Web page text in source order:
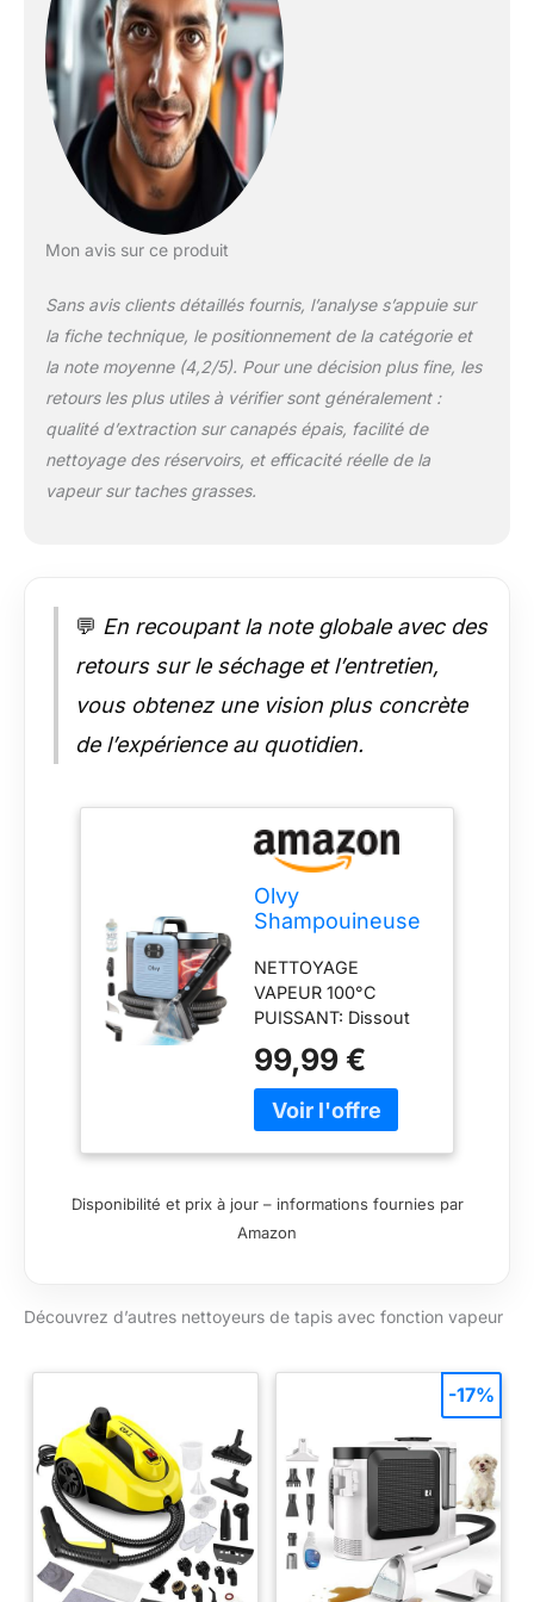
Fonction de rinçage
automatique du
flexible éliminant les
résidus et mauvaises
odeurs dans la
machine après
chaque ménage
1,7m permettant
tous les coins de la
maison et de la
voiture VIDANGE
FACILE ET
INCLUS: Réservoir
d'eau usée facile à
notice
Mon avis sur ce produit
Sans avis clients détaillés fournis, l’analyse s’appuie sur
la fiche technique, le positionnement de la catégorie et
la note moyenne (4,2/5). Pour une décision plus fine, les
retours les plus utiles à vérifier sont généralement :
qualité d’extraction sur canapés épais, facilité de
nettoyage des réservoirs, et efficacité réelle de la
vapeur sur taches grasses.
💬 En recoupant la note globale avec des
retours sur le séchage et l’entretien,
vous obtenez une vision plus concrète
de l’expérience au quotidien.
Olvy
Shampouineuse
Nettoyeur Tapis
Injecteur
Extracteur
NETTOYAGE
VAPEUR 100°C
PUISSANT: Dissout
graisse et les taches
profondes de vin,
café ou boue grâce à
PRESSION 13000 PA:
Extrait l'eau sale et
assurer un séchage
canapés, matelas et
TUYAU RINCAGE:
Fonction de rinçage
automatique du
flexible éliminant les
résidus et mauvaises
odeurs dans la
machine après
99,99 €
Disponibilité et prix à jour – informations fournies par
Amazon
Découvrez d’autres nettoyeurs de tapis avec fonction vapeur
-17%